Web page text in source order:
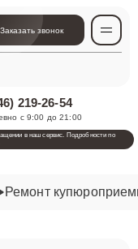
Заказать звонок
219-26-54
с 9:00 до 21:00
в наш сервис. Подробности по
Ремонт